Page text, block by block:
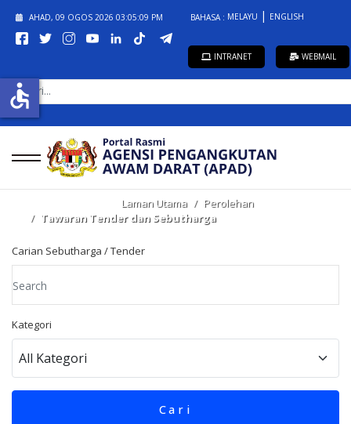
AHAD, 09 OGOS 2026 03:05:09 PM BAHASA : MELAYU ENGLISH
INTRANET WEBMAIL
CARI...
Laman Utama
Perolehan
Tawaran Tender dan Sebutharga
Carian Sebutharga / Tender
Kategori
Cari
accessible